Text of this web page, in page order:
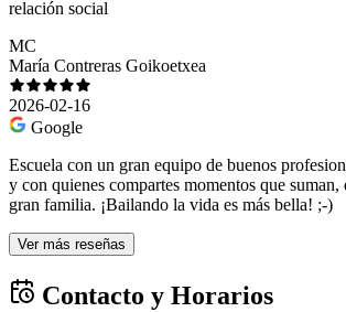
relación social
MC
María Contreras Goikoetxea
2026-02-16
Google
Escuela con un gran equipo de buenos
y con quienes compartes momentos que
gran familia. ¡Bailando la vida es más bella! ;-)
Ver más reseñas
Contacto y Horarios